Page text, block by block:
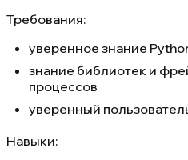
Требования:
уверенное знание
знание библиотек и
процессов
уверенный
Навыки: